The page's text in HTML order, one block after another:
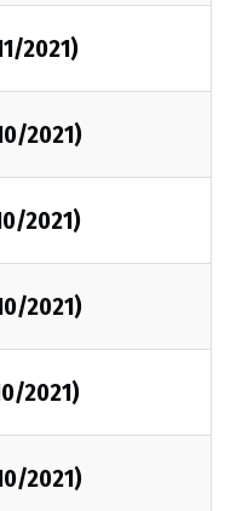
2021)
2021)
2021)
2021)
2021)
2021)